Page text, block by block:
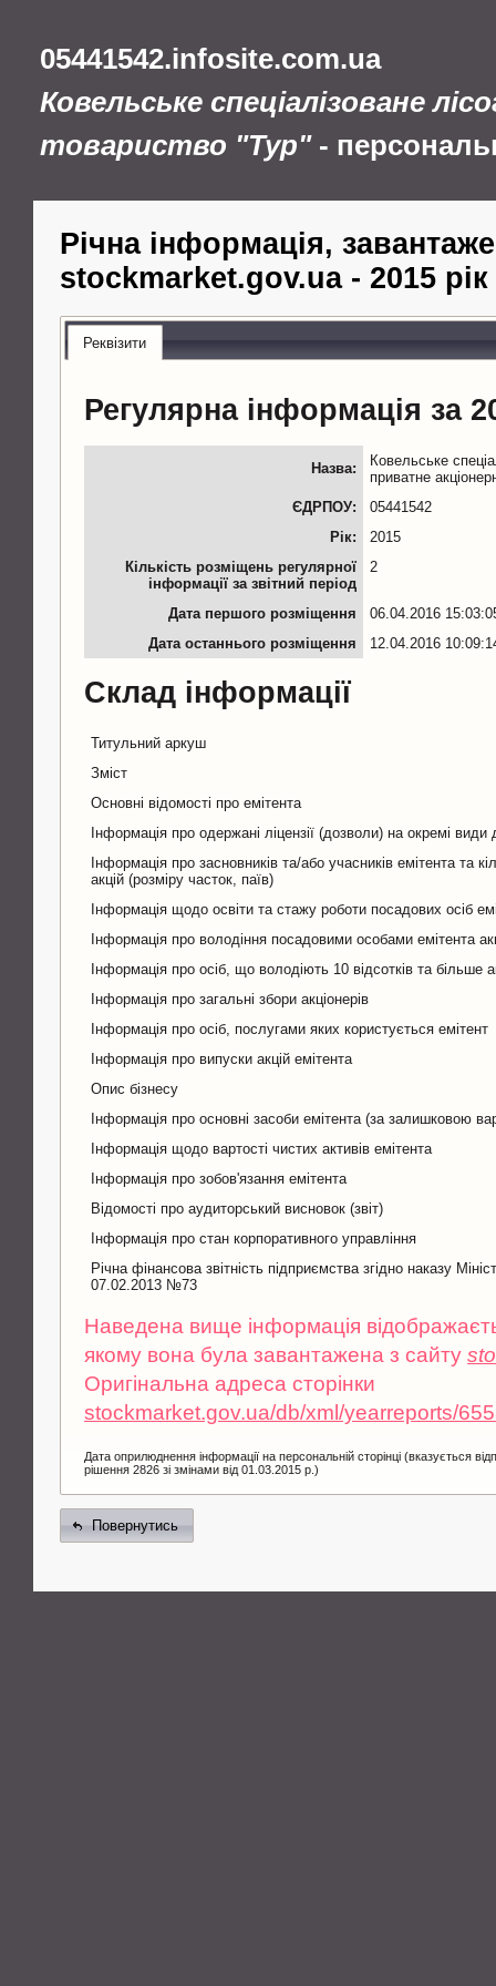
05441542.infosite.com.ua
Ковельське спеціалізоване
товариство "Тур"-
Річна інформація,
stockmarket.gov.ua - 2015 рік
Реквізити
Регулярна інформація за
Назва:
Ковельське
приватне
ЄДРПОУ:
05441542
Рік:
2015
Кількість розміщень регулярної
інформації за звітний період
2
Дата першого розміщення
06.04.2016
Дата останнього розміщення
12.04.2016
Склад інформації
Титульний аркуш
Зміст
Основні відомості про емітента
Інформація про одержані ліцензії (дозволи) на окремі види
Інформація про засновників та/або учасників емітента та
акцій (розміру часток, паїв)
Інформація щодо освіти та стажу роботи посадових осіб
Інформація про володіння посадовими особами емітента
Інформація про осіб, що володіють 10 відсотків та більше
Інформація про загальні збори акціонерів
Інформація про осіб, послугами яких користується емітент
Інформація про випуски акцій емітента
Опис бізнесу
Інформація про основні засоби емітента (за залишковою
Інформація щодо вартості чистих активів емітента
Інформація про зобов'язання емітента
Відомості про аудиторський висновок (звіт)
Інформація про стан корпоративного управління
Річна фінансова звітність підприємства згідно наказу
07.02.2013 №73
Наведена вище інформація
якому вона була завантажена з сайту
Оригінальна адреса сторінки
stockmarket.gov.ua/db/xml/yearreports/
Дата оприлюднення інформації на персональній сторінці (вказується
рішення 2826 зі змінами від 01.03.2015 р.)
Повернутись